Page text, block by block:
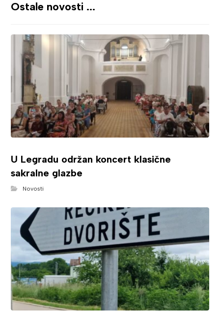
Ostale novosti ...
U Legradu održan koncert klasične
sakralne glazbe
Novosti